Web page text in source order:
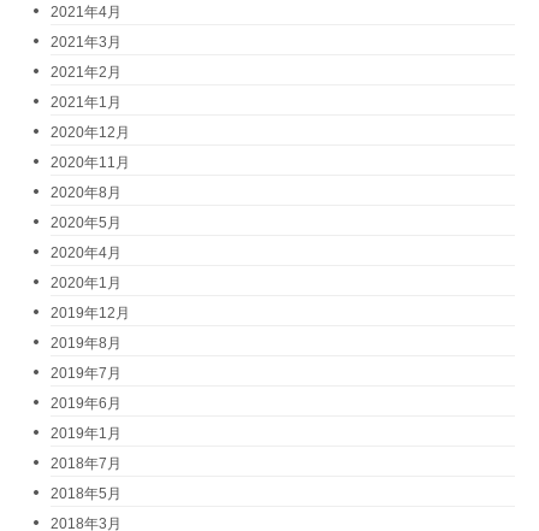
2021年4月
2021年3月
2021年2月
2021年1月
2020年12月
2020年11月
2020年8月
2020年5月
2020年4月
2020年1月
2019年12月
2019年8月
2019年7月
2019年6月
2019年1月
2018年7月
2018年5月
2018年3月